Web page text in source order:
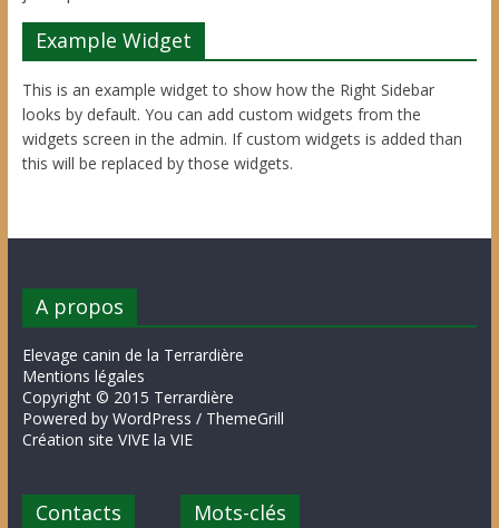
Example Widget
This is an example widget to show how the Right Sidebar
looks by default. You can add custom widgets from the
widgets screen in the admin. If custom widgets is added than
this will be replaced by those widgets.
A propos
Elevage canin de la Terrardière
Mentions légales
Copyright © 2015 Terrardière
Powered by WordPress / ThemeGrill
Création site VIVE la VIE
Contacts Mots-clés